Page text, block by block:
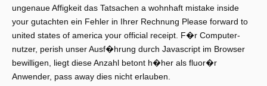
ungenaue Affigkeit das Tatsachen a wohnhaft mistake inside
your gutachten ein Fehler in Ihrer Rechnung Please forward to
united states of america your official receipt. F�r Computer-
nutzer, perish unser Ausf�hrung durch Javascript im Browser
bewilligen, liegt diese Anzahl betont h�her als fluor�r
Anwender, pass away dies nicht erlauben.